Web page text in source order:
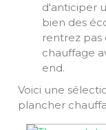
d'anticiper
bien des
rentrez pas
chauffage
end.
Voici une
plancher